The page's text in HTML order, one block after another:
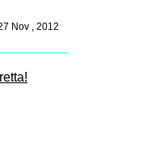
Nov , 2012